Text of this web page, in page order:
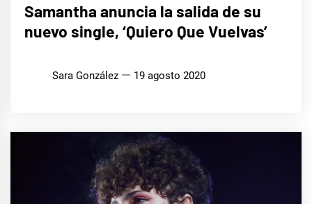
Samantha anuncia la salida de su
nuevo single, ‘Quiero Que Vuelvas’
Sara González 19 agosto 2020